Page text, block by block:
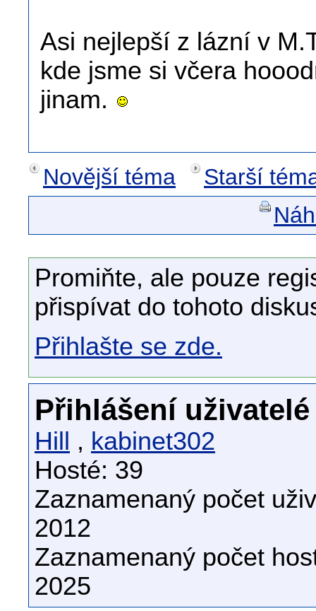
Asi nejlepší z lázní v
kde jsme si včera
jinam.
Novější téma
Starší
Promiňte, ale pouze
přispívat do tohoto
Přihlašte se zde.
Přihlášení uživatelé
Hill , kabinet302
Hosté: 39
Zaznamenaný počet
2012
Zaznamenaný počet
2025